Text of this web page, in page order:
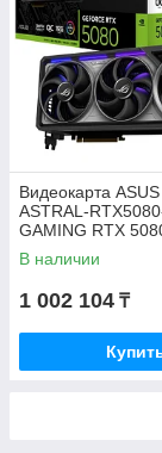
Видеокарта
ASTRAL-
GAMING RTX
GDDR7 BOX
В наличии
1 002 104 ₸